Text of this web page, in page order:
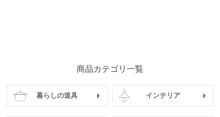
商品カテゴリ一覧
暮らしの道具 インテリア